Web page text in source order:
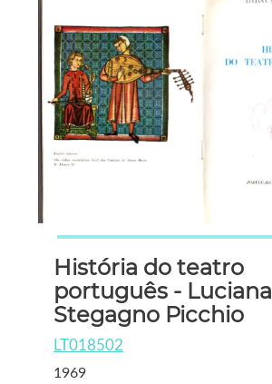
História do teatro
português - Luciana
Stegagno Picchio
LT018502
1969